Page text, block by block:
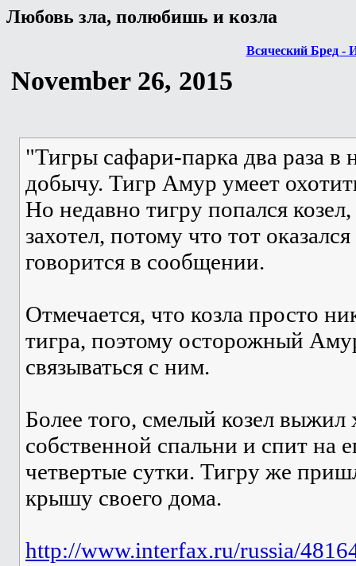
Любовь зла, полюбишь и козла
Всяческий Бред -
November 26, 2015
"Тигры сафари-парка два раза
добычу. Тигр Амур умеет
Но недавно тигру попался
захотел, потому что тот
говорится в сообщении.
Отмечается, что козла просто
тигра, поэтому осторожный
связываться с ним.
Более того, смелый козел выжил
собственной спальни и спит на
четвертые сутки. Тигру же
крышу своего дома.
http://www.interfax.ru/russia/